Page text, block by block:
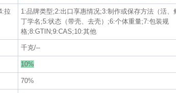
拉
1:品牌类型;2:出口享惠情况;3:制作或保存方法（活、
丁学名;5:状态（带壳、去壳）;6:个体重量;7:包装规
格;8:GTIN;9:CAS;10:其他
千克/--
10%
70%